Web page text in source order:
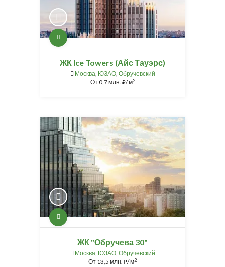
ЖК Ice Towers (Айс Тауэрс)
Москва, ЮЗАО, Обручевский
От0,7 млн. ⃏/ м2
ЖК "Обручева 30"
Москва, ЮЗАО, Обручевский
От 13,5 млн. ⃏/ м2